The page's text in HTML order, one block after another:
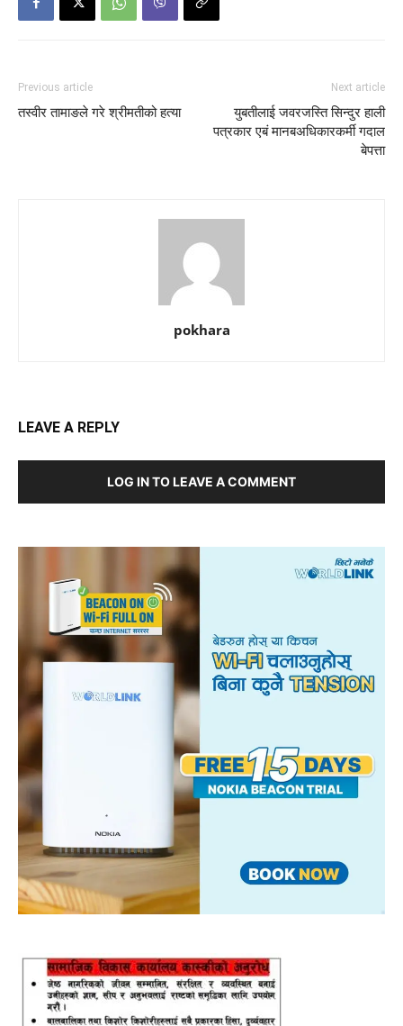
Previous article
तस्वीर तामाङले गरे श्रीमतीको हत्या
Next article
युबतीलाई जवरजस्ति सिन्दुर हाली
पत्रकार एबं मानबअधिकारकर्मी गदाल
बेपत्ता
pokhara
LEAVE A REPLY
LOG IN TO LEAVE A COMMENT